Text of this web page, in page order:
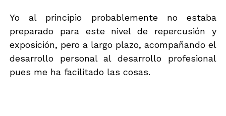
Yo al principio probablemente no estaba
preparado para este nivel de repercusión y
exposición, pero a largo plazo, acompañando el
desarrollo personal al desarrollo profesional
pues me ha facilitado las cosas.